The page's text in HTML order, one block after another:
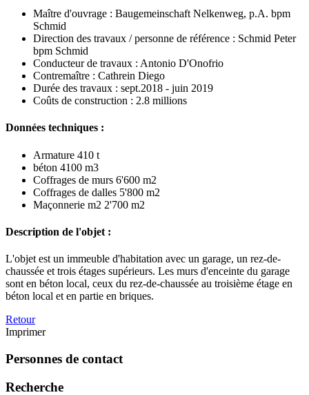
Maître d'ouvrage : Baugemeinschaft Nelkenweg, p.A. bpm
Schmid
Direction des travaux / personne de référence : Schmid Peter
bpm Schmid
Conducteur de travaux : Antonio D'Onofrio
Contremaître : Cathrein Diego
Durée des travaux : sept.2018 - juin 2019
Coûts de construction : 2.8 millions
Données techniques :
Armature 410 t
béton 4100 m3
Coffrages de murs 6'600 m2
Coffrages de dalles 5'800 m2
Maçonnerie m2 2'700 m2
Description de l'objet :
L'objet est un immeuble d'habitation avec un garage, un rez-de-
chaussée et trois étages supérieurs. Les murs d'enceinte du garage
sont en béton local, ceux du rez-de-chaussée au troisième étage en
béton local et en partie en briques.
Retour
Imprimer
Personnes de contact
Recherche